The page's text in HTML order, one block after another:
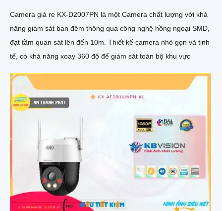
Camera giá re KX-D2007PN là một Camera chất lượng với khả
năng giám sát ban đêm thông qua công nghệ hồng ngoại SMD,
đạt tầm quan sát lên đến 10m. Thiết kế camera nhỏ gọn và tinh
tế, có khả năng xoay 360 độ để giám sát toàn bộ khu vực